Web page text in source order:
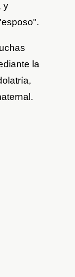
y
la